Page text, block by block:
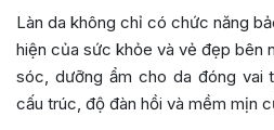
Làn da không chỉ có chức năng
hiện của sức khỏe và vẻ đẹp bên
sóc, dưỡng ẩm cho da đóng vai
cấu trúc, độ đàn hồi và mềm mịn